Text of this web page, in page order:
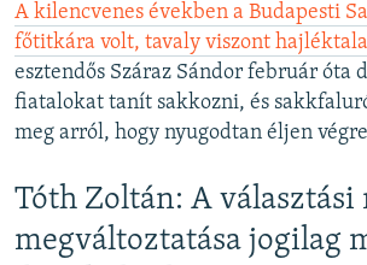
A kilencvenes években a Budapesti
főtitkára volt, tavaly viszont
esztendős Száraz Sándor február óta
fiatalokat tanít sakkozni, és
meg arról, hogy nyugodtan éljen
Tóth Zoltán: A választási
megváltoztatása jogilag